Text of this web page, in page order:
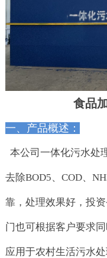
食品
一、产品概述：
本公司一体化污水处
去除BOD5、COD、
靠，处理效果好，投
门也可根据客户要求
应用于农村生活污水